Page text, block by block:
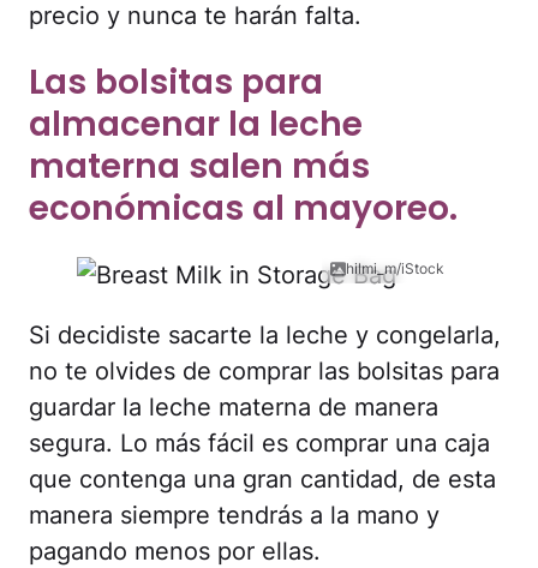
precio y nunca te harán falta.
Las bolsitas para
almacenar la leche
materna salen más
económicas al mayoreo.
hilmi_m/iStock
Si decidiste sacarte la leche y congelarla,
no te olvides de comprar las bolsitas para
guardar la leche materna de manera
segura. Lo más fácil es comprar una caja
que contenga una gran cantidad, de esta
manera siempre tendrás a la mano y
pagando menos por ellas.